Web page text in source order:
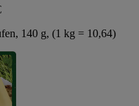
140 g, (1 kg = 10,64)